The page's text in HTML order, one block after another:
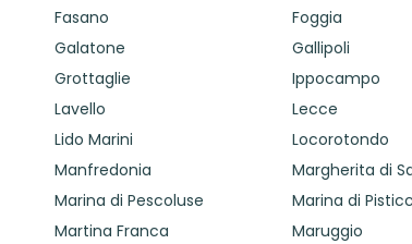
Fasano Foggia
Galatone Gallipoli
Grottaglie Ippocampo
Lavello Lecce
Lido Marini Locorotondo
Manfredonia Margherita di
Marina di Pescoluse Marina di
Martina Franca Maruggio